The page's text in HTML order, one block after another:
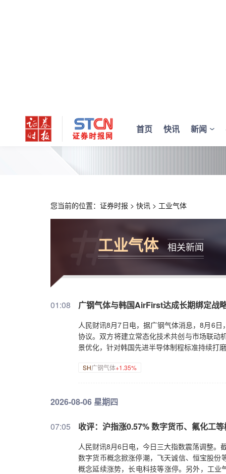
首页 快讯 新闻
您当前的位置： 证券时报 > 快讯 > 工业气体
工业气体 相关新闻
01:08 广钢气体与韩国AirFirst达成长期绑定战
人民财讯8月7日电，据广钢气体消息，8月6
协议。双方将建立常态化技术共创与市场联动
景优化，针对韩国先进半导体制程标准持续打
SH广钢气体+1.35%
2026-08-06 星期四
07:05 收评：沪指涨0.57% 数字货币、氟化工
人民财讯8月6日电，今日三大指数震荡调整
数字货币概念掀涨停潮，飞天诚信、恒宝股
概念延续涨势，长电科技等涨停。另外，工